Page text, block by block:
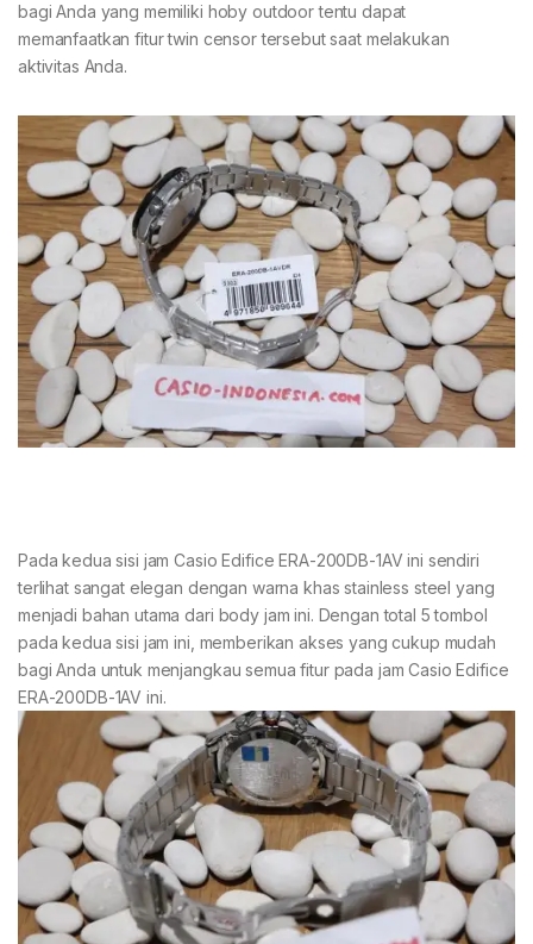
bagi Anda yang memiliki hoby outdoor tentu dapat
memanfaatkan fitur twin censor tersebut saat melakukan
aktivitas Anda.
Pada kedua sisi jam Casio Edifice ERA-200DB-1AV ini sendiri
terlihat sangat elegan dengan warna khas stainless steel yang
menjadi bahan utama dari body jam ini. Dengan total 5 tombol
pada kedua sisi jam ini, memberikan akses yang cukup mudah
bagi Anda untuk menjangkau semua fitur pada jam Casio Edifice
ERA-200DB-1AV ini.